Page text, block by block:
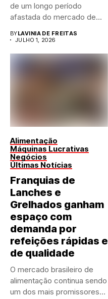
de um longo período
afastada do mercado de...
BYLAVINIA DE FREITAS
JULHO 1, 2026
Alimentação
Máquinas Lucrativas
Negócios
Últimas Notícias
Franquias de
Lanches e
Grelhados ganham
espaço com
demanda por
refeições rápidas e
de qualidade
O mercado brasileiro de
alimentação continua sendo
um dos mais promissores